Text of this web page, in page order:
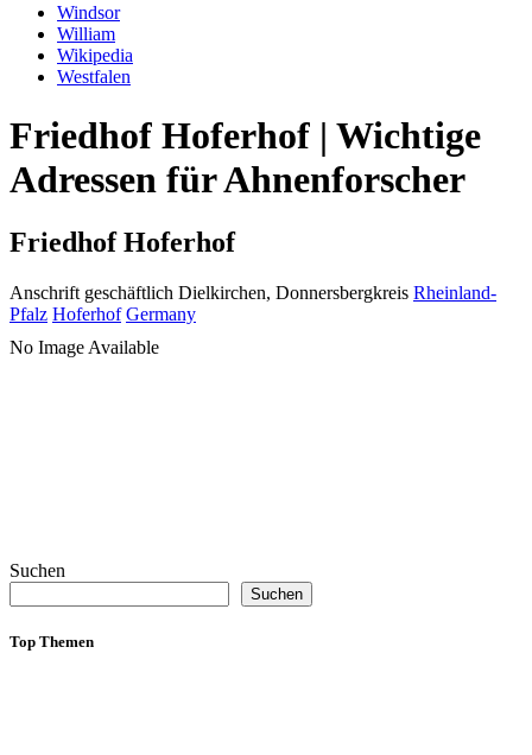
Windsor
William
Wikipedia
Westfalen
Friedhof Hoferhof | Wichtige
Adressen für Ahnenforscher
Friedhof Hoferhof
Anschrift geschäftlich Dielkirchen, Donnersbergkreis Rheinland-
Pfalz Hoferhof Germany
No Image Available
Suchen
Suchen
Top Themen